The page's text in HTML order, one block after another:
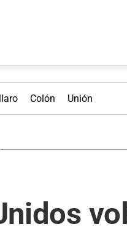
Colón Unión